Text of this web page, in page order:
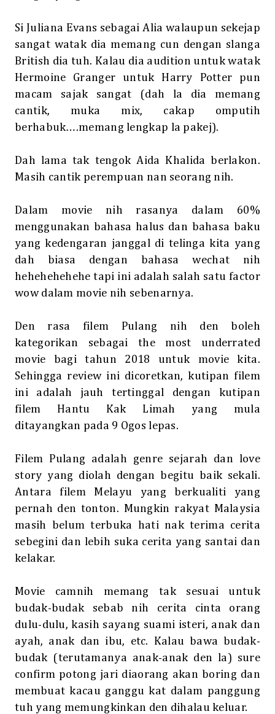
Si Juliana Evans sebagai Alia walaupun sekejap
sangat watak dia memang cun dengan slanga
British dia tuh. Kalau dia audition untuk watak
Hermoine Granger untuk Harry Potter pun
macam sajak sangat (dah la dia memang
cantik, muka mix, cakap omputih
berhabuk….memang lengkap la pakej).
Dah lama tak tengok Aida Khalida berlakon.
Masih cantik perempuan nan seorang nih.
Dalam movie nih rasanya dalam 60%
menggunakan bahasa halus dan bahasa baku
yang kedengaran janggal di telinga kita yang
dah biasa dengan bahasa wechat nih
hehehehehehe tapi ini adalah salah satu factor
wow dalam movie nih sebenarnya.
Den rasa filem Pulang nih den boleh
kategorikan sebagai the most underrated
movie bagi tahun 2018 untuk movie kita.
Sehingga review ini dicoretkan, kutipan filem
ini adalah jauh tertinggal dengan kutipan
filem Hantu Kak Limah yang mula
ditayangkan pada 9 Ogos lepas.
Filem Pulang adalah genre sejarah dan love
story yang diolah dengan begitu baik sekali.
Antara filem Melayu yang berkualiti yang
pernah den tonton. Mungkin rakyat Malaysia
masih belum terbuka hati nak terima cerita
sebegini dan lebih suka cerita yang santai dan
kelakar.
Movie camnih memang tak sesuai untuk
budak-budak sebab nih cerita cinta orang
dulu-dulu, kasih sayang suami isteri, anak dan
ayah, anak dan ibu, etc. Kalau bawa budak-
budak (terutamanya anak-anak den la) sure
confirm potong jari diaorang akan boring dan
membuat kacau ganggu kat dalam panggung
tuh yang memungkinkan den dihalau keluar.